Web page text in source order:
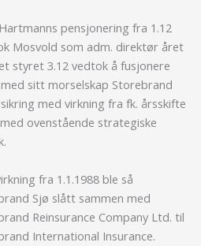
pensjonering fra 1.12
Mosvold som adm. direktør året
styret 3.12 vedtok å fusjonere
sitt morselskap Storebrand
med virkning fra fk. årsskifte
ovenstående strategiske
fra 1.1.1988 ble så
Sjø slått sammen med
Reinsurance Company Ltd. til
International Insurance.